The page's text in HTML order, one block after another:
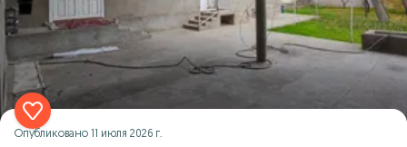
Опубликовано 11 июля 2026 г.